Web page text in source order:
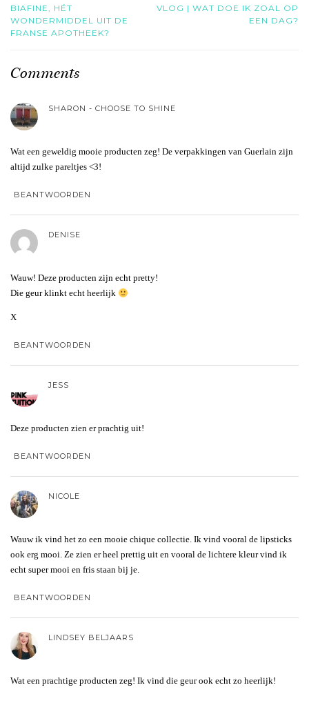
BIAFINE, HÉT
WONDERMIDDEL UIT DE
FRANSE APOTHEEK?
VLOG | WAT DOE IK ZOAL OP
EEN DAG?
Comments
SHARON - CHOOSE TO SHINE
Wat een geweldig mooie producten zeg! De verpakkingen van Guerlain zijn
altijd zulke pareltjes <3!
BEANTWOORDEN
DENISE
Wauw! Deze producten zijn echt pretty!
Die geur klinkt echt heerlijk
X
BEANTWOORDEN
JESS
Deze producten zien er prachtig uit!
BEANTWOORDEN
NICOLE
Wauw ik vind het zo een mooie chique collectie. Ik vind vooral de lipsticks
ook erg mooi. Ze zien er heel prettig uit en vooral de lichtere kleur vind ik
echt super mooi en fris staan bij je.
BEANTWOORDEN
LINDSEY BELJAARS
Wat een prachtige producten zeg! Ik vind die geur ook echt zo heerlijk!